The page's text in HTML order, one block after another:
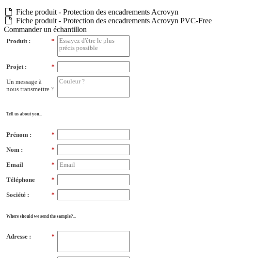
Fiche produit - Protection des encadrements Acrovyn
Fiche produit - Protection des encadrements Acrovyn PVC-Free
Commander un échantillon
*
Produit :
*
Projet :
Un message à
nous transmettre ?
Tell us about you...
*
Prénom :
*
Nom :
*
Email
*
Téléphone
*
Société :
Where should we send the sample?...
*
Adresse :